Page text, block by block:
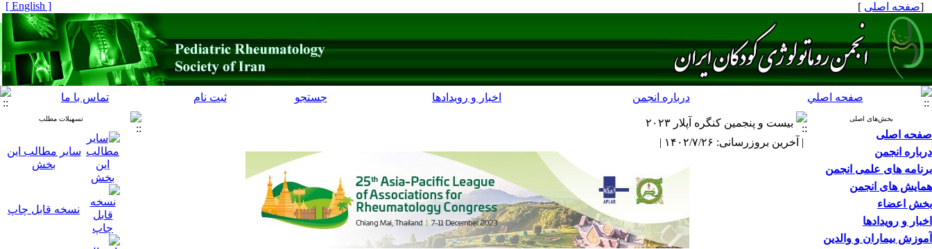
[صفحه اصلی ]
[ English ]
صفحه اصلي درباره انجمن اخبار و رویدادها جستجو ثبت نام تماس با ما
بخش‌های اصلی
صفحه اصلی
درباره انجمن
برنامه های علمی انجمن
همایش های انجمن
بخش اعضاء
اخبار و رویدادها
آموزش بیماران و والدین
بیست و پنجمین کنگره آپلار ۲۰۲۳
| آخرین بروزرسانی: ۱۴۰۲/۷/۲۶ |
تسهیلات مطلب
سایر مطالب این
بخش
نسخه قابل چاپ